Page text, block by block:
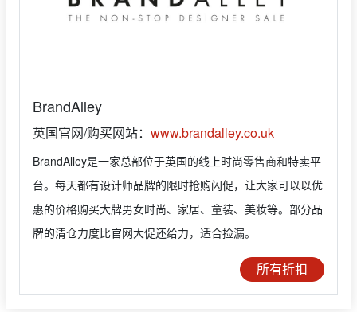
BrandAlley
英国官网/购买网站： www.brandalley.co.uk
BrandAlley是一家总部位于英国的线上时尚零售商和特卖平
台。每天都有设计师品牌的限时抢购闪促，让大家可以以优
惠的价格购买大牌男女时尚、家居、童装、美妆等。部分品
牌的清仓力度比官网大促还给力，适合捡漏。
所有折扣